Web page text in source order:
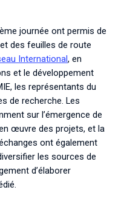
journée ont permis de
des feuilles de route
International, en
et le développement
les représentants du
de recherche. Les
sur l’émergence de
œuvre des projets, et la
ont également
les sources de
d’élaborer